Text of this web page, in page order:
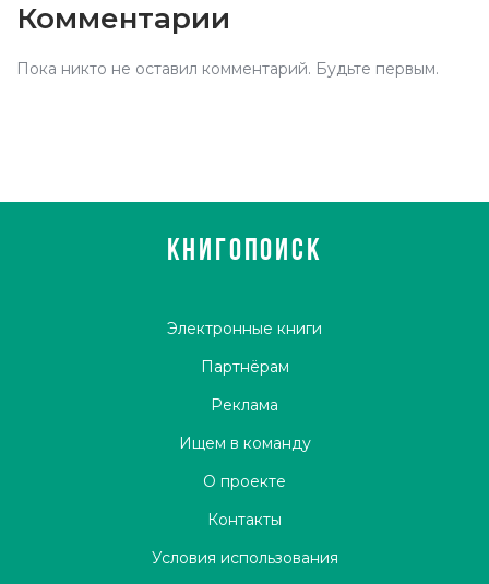
Комментарии
Пока никто не оставил комментарий. Будьте первым.
КНИГОПОИСК
Электронные книги
Партнёрам
Реклама
Ищем в команду
О проекте
Контакты
Условия использования